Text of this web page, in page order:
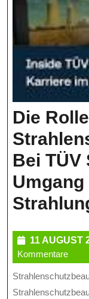
Die
Bei TÜV
11 AUGUST
Kommentare
Strahlenschutzbeauftragter bei TÜV SÜD Der